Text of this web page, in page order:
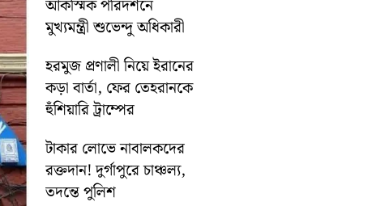
আকস্মিক পরিদর্শনে
মুখ্যমন্ত্রী শুভেন্দু অধিকারী
হরমুজ প্রণালী নিয়ে ইরানের
কড়া বার্তা, ফের তেহরানকে
হুঁশিয়ারি ট্রাম্পের
টাকার লোভে নাবালকদের
রক্তদান! দুর্গাপুরে চাঞ্চল্য,
তদন্তে পুলিশ